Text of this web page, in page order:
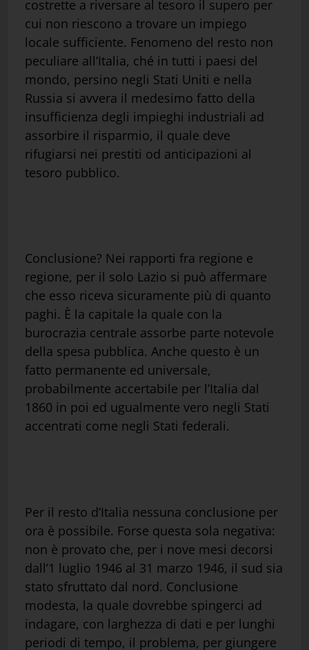
costrette a riversare al tesoro il supero per
cui non riescono a trovare un impiego
locale sufficiente. Fenomeno del resto non
peculiare all’Italia, ché in tutti i paesi del
mondo, persino negli Stati Uniti e nella
Russia si avvera il medesimo fatto della
insufficienza degli impieghi industriali ad
assorbire il risparmio, il quale deve
rifugiarsi nei prestiti od anticipazioni al
tesoro pubblico.
Conclusione? Nei rapporti fra regione e
regione, per il solo Lazio si può affermare
che esso riceva sicuramente più di quanto
paghi. È la capitale la quale con la
burocrazia centrale assorbe parte notevole
della spesa pubblica. Anche questo è un
fatto permanente ed universale,
probabilmente accertabile per l’Italia dal
1860 in poi ed ugualmente vero negli Stati
accentrati come negli Stati federali.
Per il resto d’Italia nessuna conclusione per
ora è possibile. Forse questa sola negativa:
non è provato che, per i nove mesi decorsi
dall’1 luglio 1946 al 31 marzo 1946, il sud sia
stato sfruttato dal nord. Conclusione
modesta, la quale dovrebbe spingerci ad
indagare, con larghezza di dati e per lunghi
periodi di tempo, il problema, per giungere